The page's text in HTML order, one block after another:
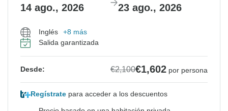
14 ago., 2026 23 ago., 2026
Inglés
+8 más
Salida garantizada
Desde: €2,100€1,602 por persona
Regístrate para acceder a los descuentos